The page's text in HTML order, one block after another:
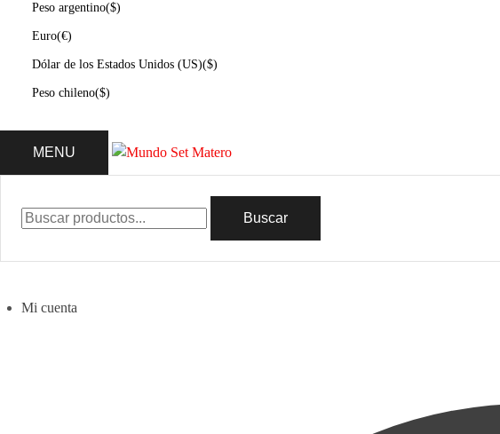
Peso argentino($)
Euro(€)
Dólar de los Estados Unidos (US)($)
Peso chileno($)
MENU
Buscar
Mi cuenta